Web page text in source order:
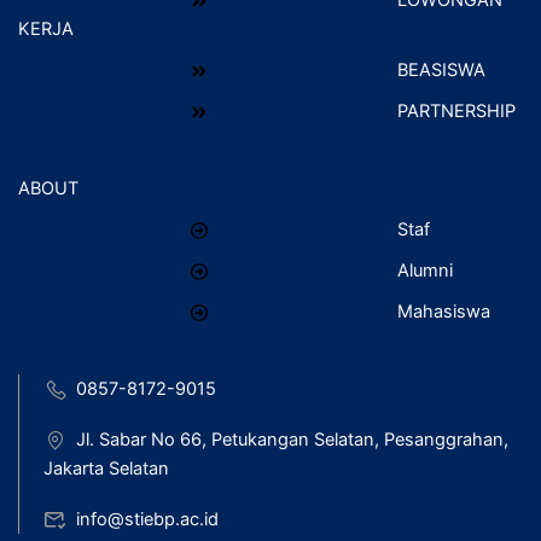
KERJA
BEASISWA
PARTNERSHIP
ABOUT
Staf
Alumni
Mahasiswa
0857-8172-9015
Jl. Sabar No 66, Petukangan Selatan, Pesanggrahan,
Jakarta Selatan
info@stiebp.ac.id